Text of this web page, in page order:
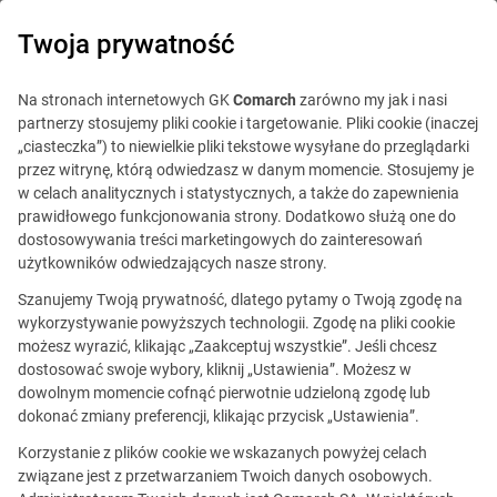
O strategii, technologii
i odwadze. Za nami spotkanie
liderów
Opublikowano2026-04-01
Udostępnij
Twoja prywatność
Na stronach internetowych GKComarch zarówno my jak i nasi
partnerzy stosujemy pliki cookie i targetowanie. Pliki cookie (inaczej
„ciasteczka”) to niewielkie pliki tekstowe wysyłane do przeglądarki
przez witrynę, którą odwiedzasz w danym momencie. Stosujemy je
w celach analitycznych i statystycznych, a także do zapewnienia
prawidłowego funkcjonowania strony. Dodatkowo służą one do
dostosowywania treści marketingowych do zainteresowań
użytkowników odwiedzających nasze strony.
Szanujemy Twoją prywatność, dlatego pytamy o Twoją zgodę na
wykorzystywanie powyższych technologii. Zgodę na pliki cookie
możesz wyrazić, klikając „Zaakceptuj wszystkie”. Jeśli chcesz
dostosować swoje wybory, kliknij „Ustawienia”. Możesz w
dowolnym momencie cofnąć pierwotnie udzieloną zgodę lub
dokonać zmiany preferencji, klikając przycisk „Ustawienia”.
Korzystanie z plików cookie we wskazanych powyżej celach
związane jest z przetwarzaniem Twoich danych osobowych.